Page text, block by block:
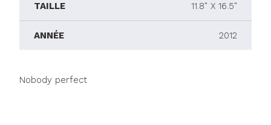
TAILLE 11.8" X 16.5"
ANNÉE 2012
Nobody perfect